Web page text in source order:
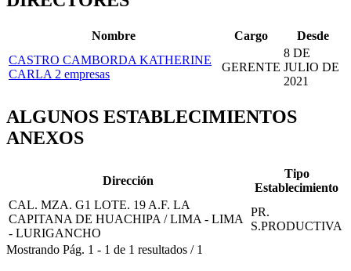
Nombre Cargo
Desde
CASTRO CAMBORDA KATHERINE
CARLA 2 empresas
GERENTE
8 DE
JULIO DE
2021
ALGUNOS ESTABLECIMIENTOS
ANEXOS
Dirección
Tipo
Establecimiento
CAL. MZA. G1 LOTE. 19 A.F. LA
CAPITANA DE HUACHIPA / LIMA - LIMA
- LURIGANCHO
PR.
S.PRODUCTIVA
Mostrando Pág. 1 - 1 de 1 resultados / 1